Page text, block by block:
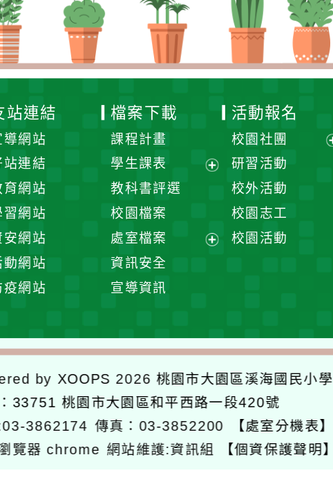
站連結
導網站
站連結
育網站
習網站
安網站
動網站
疫網站
檔案下載
課程計畫
學生課表
單
教科書評選
校園檔案
處室檔案
資訊安全
宣導資訊
活動報名
校園社團
研習活動
校外活動
校園志工
校園活動
by XOOPS 2026桃園市大園區溪海國民小學
33751 桃園市大園區和平西路一段420號
3862174 傳真：03-3852200
【處室分機表】
覽器 chrome 網站維護:資訊組 【個資保護聲明】